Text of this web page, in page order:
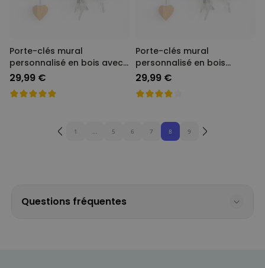
Porte-clés mural
personnalisé en bois avec
photo et texte
29,99 €
Porte-clés mural
personnalisé en bois
mandala photo et texte
29,99 €
1 ... 5 6 7 8 9
Questions fréquentes